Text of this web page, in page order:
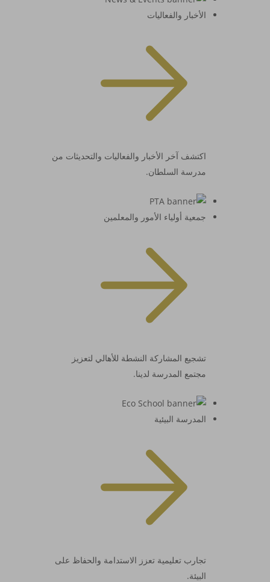
الأخبار والفعاليات
اكتشف آخر الأخبار والفعاليات والتحديثات من
مدرسة السلطان.
جمعية أولياء الأمور والمعلمين
تشجيع المشاركة النشطة للأهالي لتعزيز
مجتمع المدرسة لدينا.
المدرسة البيئية
تجارب تعليمية تعزز الاستدامة والحفاظ على
البيئة.